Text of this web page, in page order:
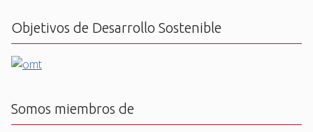
Objetivos de Desarrollo Sostenible
Somos miembros de